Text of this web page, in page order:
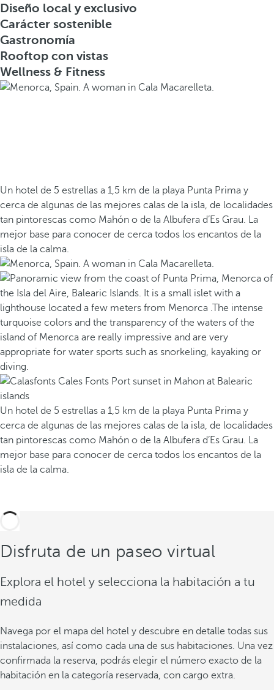
Diseño local y exclusivo
Carácter sostenible
Gastronomía
Rooftop con vistas
Wellness & Fitness
Un hotel de 5 estrellas a 1,5 km de la playa Punta Prima y
cerca de algunas de las mejores calas de la isla, de localidades
tan pintorescas como Mahón o de la Albufera d’Es Grau. La
mejor base para conocer de cerca todos los encantos de la
isla de la calma.
Un hotel de 5 estrellas a 1,5 km de la playa Punta Prima y
cerca de algunas de las mejores calas de la isla, de localidades
tan pintorescas como Mahón o de la Albufera d’Es Grau. La
mejor base para conocer de cerca todos los encantos de la
isla de la calma.
Disfruta de un paseo virtual
Explora el hotel y selecciona la habitación a tu
medida
Navega por el mapa del hotel y descubre en detalle todas sus
instalaciones, así como cada una de sus habitaciones. Una vez
confirmada la reserva, podrás elegir el número exacto de la
habitación en la categoría reservada, con cargo extra.